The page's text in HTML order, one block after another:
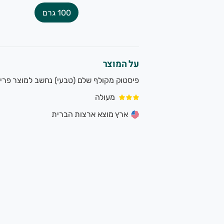
100 גרם
על המוצר
פיסטוק מקולף שלם (טבעי) נחשב למוצר
מעולה
ארץ מוצא ארצות הברית